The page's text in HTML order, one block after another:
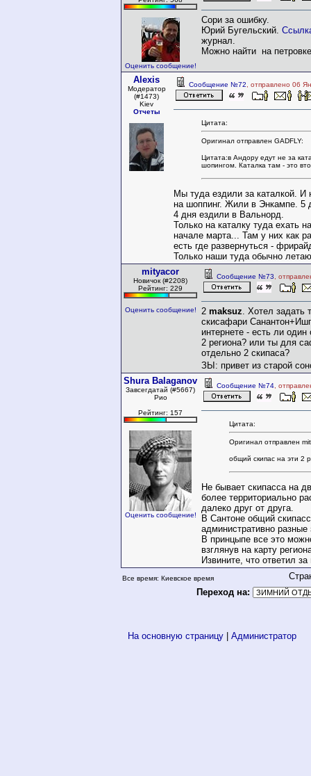
Оценить сообщение!
Сори за ошибку.
Юрий Бугельский.
журнал.
Можно найти на петровке
Alexis
Модератор
(#1473)
Kiev
Отчеты
Сообщение №72 , отправлено 06
Цитата:
Оригинал отправлен GADFLY:
Цитата:в Андору едут не за
шопингом. Каталка там - это
Мы туда ездили за каталкой. И
на шоппинг. Жили в Энкампе. 5
4 дня ездили в Вальнорд.
Только на каталку туда ехать
начале марта... Там у них как
есть где развернуться -
Только наши туда обычно
mityacor
Новичок (#2208)
Рейтинг: 229
Оценить сообщение!
Сообщение №73 ,
2 maksuz. Хотел задать
скисафари
интернете - есть ли
2 региона? или ты для
отдельно 2 скипаса?
ЗЫ: привет из старой
Shura Balaganov
Завсегдатай (#5667)
Рио
Рейтинг: 157
Оценить сообщение!
Сообщение №74 ,
Цитата:
Оригинал отправлен
общий скипас на эти 2
Не бывает скипасса на
более территориально
далеко друг от друга.
В Сантоне общий
административно разные
В принцыпе все это
взглянув на карту
Извините, что ответил
Все время: Киевское время
Переход на:
На основную страницу Администратор